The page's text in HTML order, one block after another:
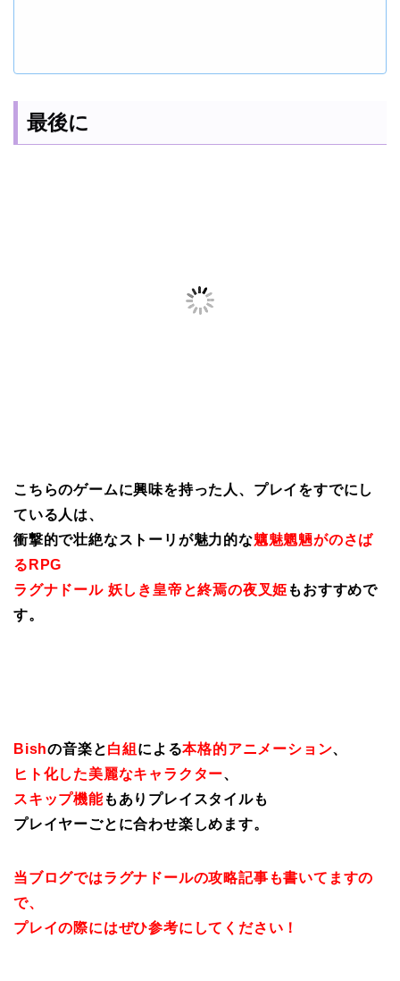
最後に
こちらのゲームに興味を持った人、プレイをすでにし
ている人は、
衝撃的で壮絶なストーリが魅力的な魑魅魍魎がのさば
るRPG
ラグナドール 妖しき皇帝と終焉の夜叉姫 もおすすめで
す。
Bishの音楽と白組 による本格的アニメーション、
ヒト化した美麗なキャラクター、
スキップ機能もありプレイスタイルも
プレイヤーごとに合わせ楽しめます。
当ブログではラグナドールの攻略記事も書いてますの
で、
プレイの際にはぜひ参考にしてください！